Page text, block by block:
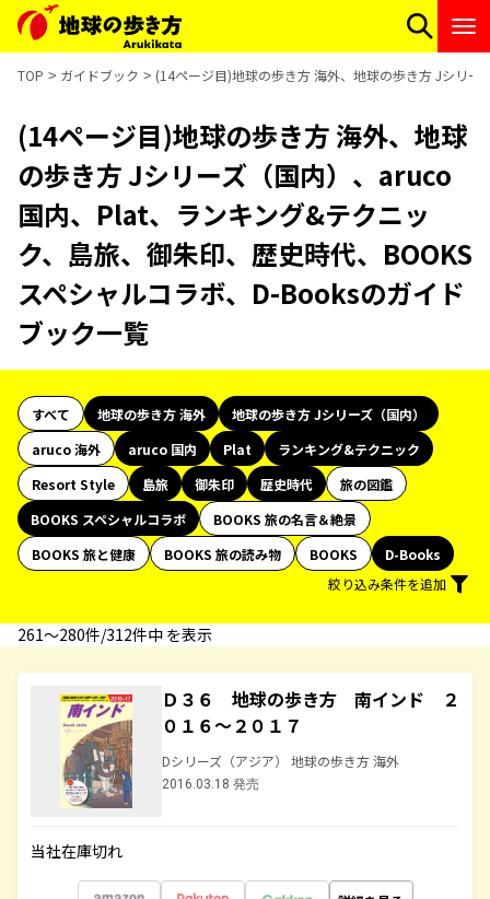
TOP ガイドブック (14ページ目)地球の歩き方 海外、地球の歩き方 Jシリ
(14ページ目)地球の歩き方 海外、地球
の歩き方 Jシリーズ（国内）、aruco
国内、Plat、ランキング&テクニッ
ク、島旅、御朱印、歴史時代、BOOKS
スペシャルコラボ、D-Booksのガイド
ブック一覧
すべて 地球の歩き方 海外
地球の歩き方 Jシリーズ（国内）
aruco 海外
aruco 国内 Plat
ランキング&テクニック
Resort Style
島旅 御朱印 歴史時代
旅の図鑑
BOOKS スペシャルコラボ
BOOKS 旅の名言＆絶景
BOOKS 旅と健康
BOOKS 旅の読み物 BOOKS
D-Books
絞り込み条件を追加
261〜280件/312件中 を表示
Ｄ３６ 地球の歩き方 南インド ２
０１６～２０１７
Dシリーズ（アジア） 地球の歩き方 海外
2016.03.18 発売
当社在庫切れ